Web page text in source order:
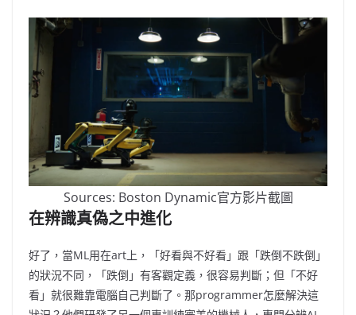
Sources: Boston Dynamic官方影片截圖
在辨識真偽之中進化
好了，當ML用在art上，「好看與不好看」跟「跌倒不跌倒」
的狀況不同，「跌倒」有客觀定義，很容易判斷；但「不好
看」就很難靠電腦自己判斷了。那programmer怎麼解決這